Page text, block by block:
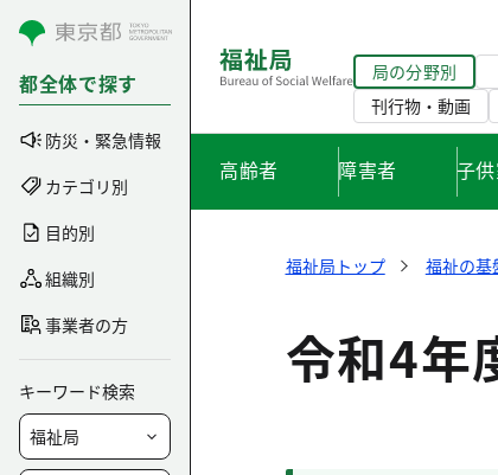
コンテンツにスキップ
都全体で探す
防災・緊急情報
カテゴリ別
目的別
組織別
事業者の方
キーワード検索
局の分野別
刊行物・動画
高齢者 障害者 子
福祉局トップ 福祉の基
令和4年